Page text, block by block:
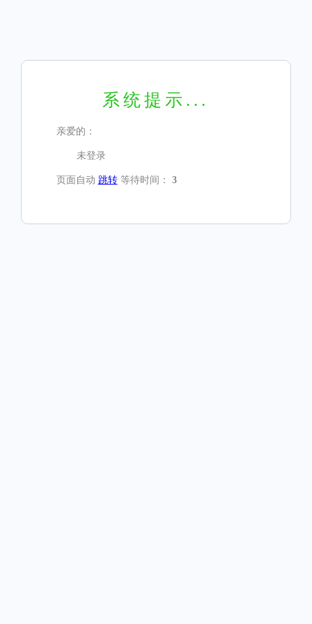
系统提示...
亲爱的：
未登录
页面自动 跳转等待时间： 3